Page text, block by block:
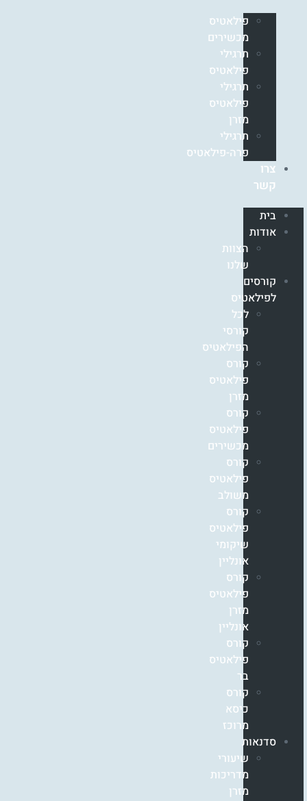
פילאטיס
מכשירים
תרגילי
פילאטיס
תרגילי
פילאטיס
מזרן
תרגילי
פרה-פילאטיס
צרו
קשר
בית
אודות
הצוות
שלנו
קורסים
לפילאטיס
לכל
קורסי
הפילאטיס
קורס
פילאטיס
מזרן
קורס
פילאטיס
מכשירים
קורס
פילאטיס
משולב
קורס
פילאטיס
שיקומי
אונליין
קורס
פילאטיס
מזרן
אונליין
קורס
פילאטיס
בר
קורס
כיסא
מרוכז
סדנאות
שיעורי
מדריכות
מזרן